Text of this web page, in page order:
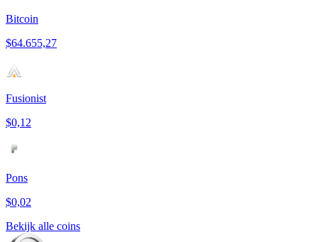
Bitcoin
$64.655,27
Fusionist
$0,12
Pons
$0,02
Bekijk alle coins